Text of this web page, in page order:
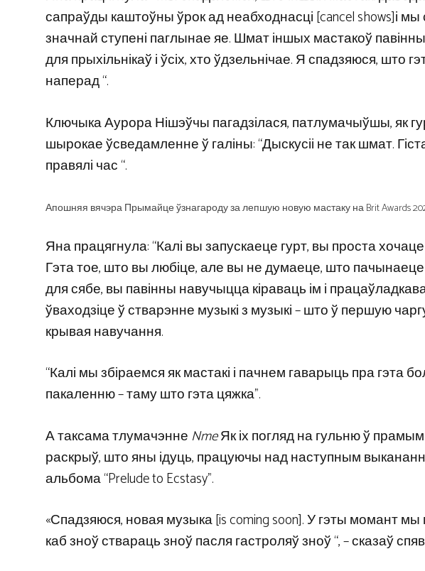
сапраўды каштоўны ўрок ад неабходнасці [cancel shows]і
значнай ступені паглынае яе. Шмат іншых мастакоў павінны
для прыхільнікаў і ўсіх, хто ўдзельнічае. Я спадзяюся, што
наперад “.
Ключыка Аурора Нішэўчы пагадзілася, патлумачыўшы, як
шырокае ўсведамленне ў галіны: “Дыскусіі не так шмат.
правялі час “.
Апошняя вячэра Прымайце ўзнагароду за лепшую новую мастаку на Brit Awards
Яна працягнула: “Калі вы запускаеце гурт, вы проста
Гэта тое, што вы любіце, але вы не думаеце, што
для сябе, вы павінны навучыцца кіраваць ім і
ўваходзіце ў стварэнне музыкі з музыкі – што ў першую
крывая навучання.
“Калі мы збіраемся як мастакі і пачнем гаварыць пра гэта
пакаленню – таму што гэта цяжка”.
А таксама тлумачэнне NmeЯк іх погляд на гульню ў
раскрыў, што яны ідуць, працуючы над наступным
альбома “Prelude to Ecstasy”.
«Спадзяюся, новая музыка [is coming soon]. У гэты момант мы
каб зноў ствараць зноў пасля гастроляў зноў “, – сказаў